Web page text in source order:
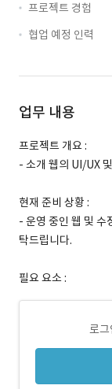
프로젝트 경험
협업 예정 인력
업무 내용
프로젝트 개요 :
- 소개 웹의 UI/UX
현재 준비 상황 :
- 운영 중인 웹 및 수
탁드립니다.
필요 요소 :
로그